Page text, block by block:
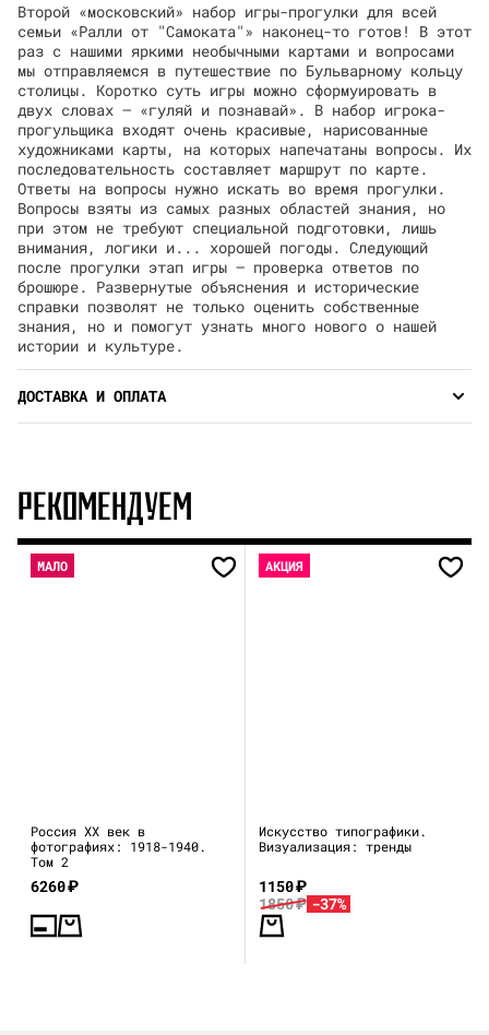
Второй «московский» набор игры-прогулки для всей
семьи «Ралли от "Самоката"» наконец-то готов! В этот
раз с нашими яркими необычными картами и вопросами
мы отправляемся в путешествие по Бульварному кольцу
столицы. Коротко суть игры можно сформуировать в
двух словах — «гуляй и познавай». В набор игрока-
прогульщика входят очень красивые, нарисованные
художниками карты, на которых напечатаны вопросы. Их
последовательность составляет маршрут по карте.
Ответы на вопросы нужно искать во время прогулки.
Вопросы взяты из самых разных областей знания, но
при этом не требуют специальной подготовки, лишь
внимания, логики и... хорошей погоды. Следующий
после прогулки этап игры — проверка ответов по
брошюре. Развернутые объяснения и исторические
справки позволят не только оценить собственные
знания, но и помогут узнать много нового о нашей
истории и культуре.
ДОСТАВКА И ОПЛАТА
РЕКОМЕНДУЕМ
МАЛО
Россия XX век в
фотографиях: 1918-1940.
Том 2
6260₽
АКЦИЯ
Искусство типографики.
Визуализация: тренды
1150₽
1850₽ -37%